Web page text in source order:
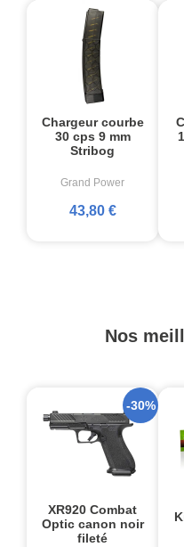
Chargeur courbe
30 cps 9 mm
Stribog
Grand Power
43,80 €
Nos
XR920 Combat
Optic canon noir
fileté
-30%